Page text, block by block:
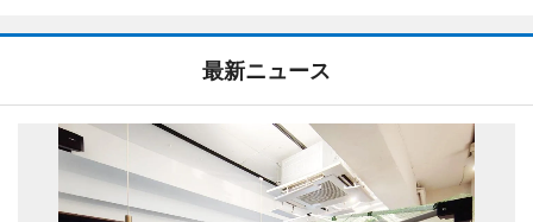
最新ニュース